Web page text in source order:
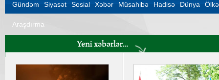
Gündəm Siyasət Sosial Xəbər Müsahibə Hadisə Dünya Ölkə
Araşdırma